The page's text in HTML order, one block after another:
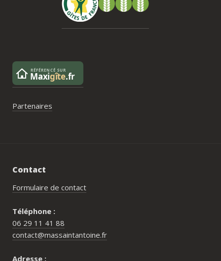
pas posé de véritable problème, mais ce
serait un vrai plus à l’avenir.
Partenaires
Contact
Formulaire de contact
Téléphone :
06 29 11 41 88
contact@massaintantoine.fr
Adresse :